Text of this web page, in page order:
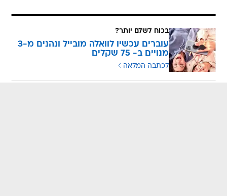
בכוח לשלם יותר?
עוברים עכשיו לוואלה מובייל ונהנים מ-3
מנויים ב- 75 שקלים
לכתבה המלאה